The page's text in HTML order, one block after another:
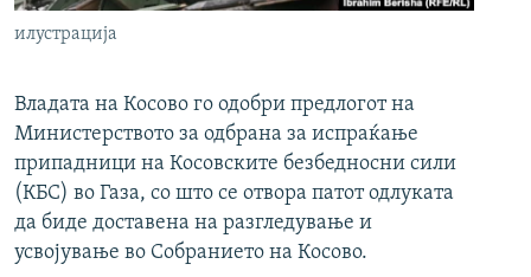
илустрација
Владата на Косово го одобри предлогот на
Министерството за одбрана за испраќање
припадници на Косовските безбедносни сили
(КБС) во Газа, со што се отвора патот одлуката
да биде доставена на разгледување и
усвојување во Собранието на Косово.